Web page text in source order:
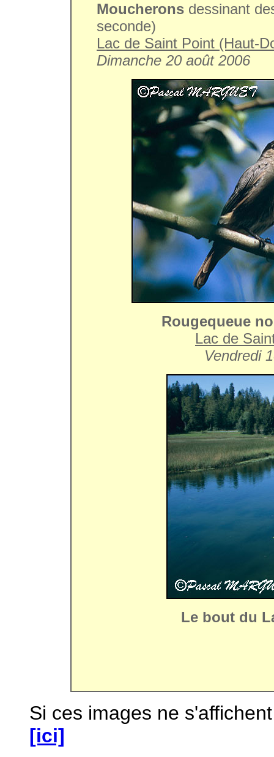
Moucherons dessinant
seconde)
Lac de Saint Point (Haut-
Dimanche 20 août 2006
Rougequeue
Lac de
Vendredi
Le bout du
Si ces images ne
[ici]